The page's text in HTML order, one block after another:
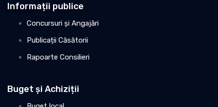
Informații publice
Concursuri și Angajări
Publicații Căsătorii
Rapoarte Consilieri
Buget și Achiziții